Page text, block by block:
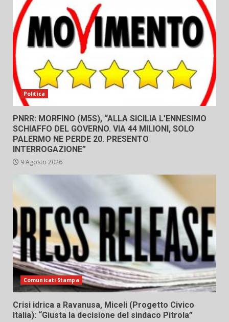
Politica
PNRR: MORFINO (M5S), “ALLA SICILIA L’ENNESIMO
SCHIAFFO DEL GOVERNO. VIA 44 MILIONI, SOLO
PALERMO NE PERDE 20. PRESENTO
INTERROGAZIONE”
9 Agosto 2026
Comunicati Stampa
Crisi idrica a Ravanusa, Miceli (Progetto Civico
Italia): “Giusta la decisione del sindaco Pitrola”